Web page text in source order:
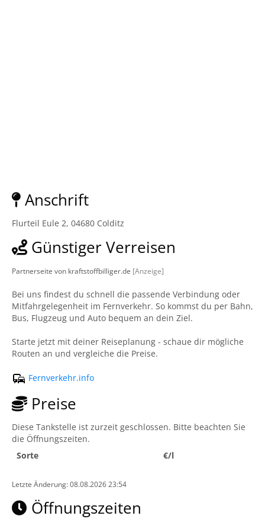
Anschrift
Flurteil Eule 2, 04680 Colditz
Günstiger Verreisen
Partnerseite von kraftstoffbilliger.de [Anzeige]
Bei uns findest du schnell die passende Verbindung oder
Mitfahrgelegenheit im Fernverkehr. So kommst du per Bahn,
Bus, Flugzeug und Auto bequem an dein Ziel.
Starte jetzt mit deiner Reiseplanung - schaue dir mögliche
Routen an und vergleiche die Preise.
Fernverkehr.info
Preise
Diese Tankstelle ist zurzeit geschlossen. Bitte beachten Sie
die Öffnungszeiten.
Sorte
€/l
Letzte Änderung: 08.08.2026 23:54
Öffnungszeiten